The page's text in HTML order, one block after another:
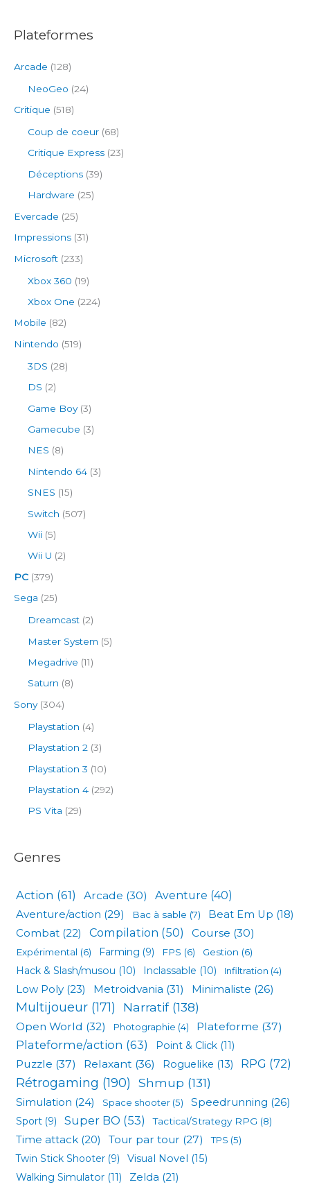
Plateformes
Arcade (128)
NeoGeo (24)
Critique (518)
Coup de coeur (68)
Critique Express (23)
Déceptions (39)
Hardware (25)
Evercade (25)
Impressions (31)
Microsoft (233)
Xbox 360 (19)
Xbox One (224)
Mobile (82)
Nintendo (519)
3DS (28)
DS (2)
Game Boy(3)
Gamecube (3)
NES (8)
Nintendo 64 (3)
SNES (15)
Switch (507)
Wii (5)
Wii U (2)
PC (379)
Sega (25)
Dreamcast (2)
Master System (5)
Megadrive (11)
Saturn (8)
Sony(304)
Playstation (4)
Playstation 2 (3)
Playstation 3 (10)
Playstation 4 (292)
PS Vita (29)
Genres
Action (61) Arcade (30) Aventure (40)
Aventure/action (29) Bac à sable (7) Beat Em Up (18)
Combat (22) Compilation (50) Course (30)
Expérimental (6) Farming (9) FPS (6) Gestion (6)
Hack & Slash/musou (10) Inclassable (10) Infiltration (4)
Low Poly (23) Metroidvania (31) Minimaliste (26)
Multijoueur (171) Narratif(138)
Open World (32) Photographie (4) Plateforme (37)
Plateforme/action (63) Point & Click (11)
Puzzle (37) Relaxant (36) Roguelike (13) RPG (72)
Rétrogaming (190) Shmup (131)
Simulation (24) Space shooter (5) Speedrunning (26)
Sport (9) Super BO (53) Tactical/Strategy RPG (8)
Time attack (20) Tour par tour (27) TPS (5)
Twin Stick Shooter (9) Visual Novel (15)
Walking Simulator (11) Zelda (21)